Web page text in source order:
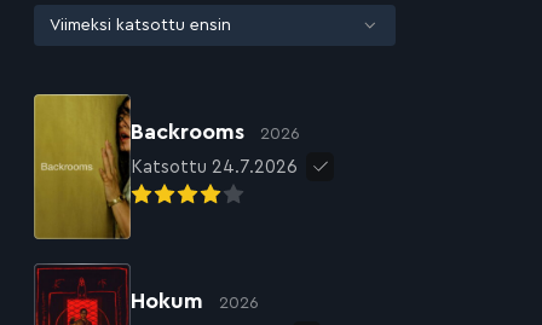
Backrooms 2026
Katsottu 24.7.2026
Hokum 2026